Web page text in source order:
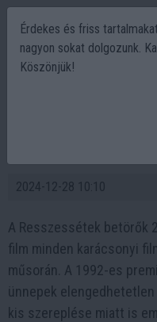
2024-12-28 10:10
A Resszessétek betörők
film minden karácsonyi
műsorán. A 1992-es
ünnepek
kis szereplése miatt is
Érdekes és friss
nagyon sokat dolgozunk.
Köszönjük!